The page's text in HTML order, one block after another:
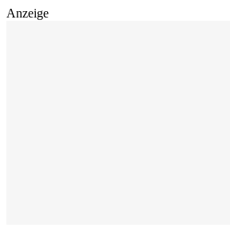
Anzeige